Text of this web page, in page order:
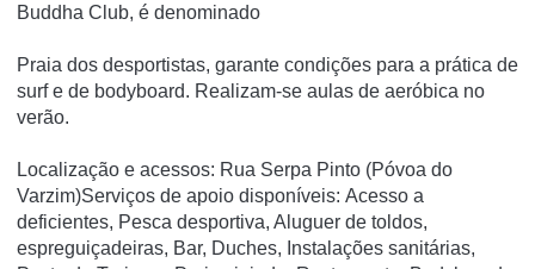
Buddha Club, é denominado
Praia dos desportistas, garante condições para a prática de
surf e de bodyboard. Realizam-se aulas de aeróbica no
verão.
Localização e acessos: Rua Serpa Pinto (Póvoa do
Varzim)Serviços de apoio disponíveis: Acesso a
deficientes, Pesca desportiva, Aluguer de toldos,
espreguiçadeiras, Bar, Duches, Instalações sanitárias,